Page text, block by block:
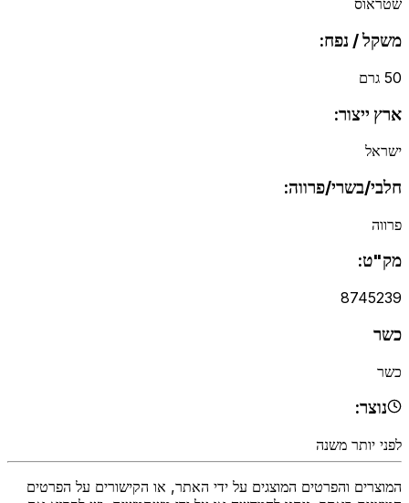
שטראוס
משקל / נפח:
50 גרם
ארץ ייצור:
ישראל
חלבי/בשרי/פרווה:
פרווה
מק"ט:
8745239
כשר
כשר
נוצר:
לפני יותר משנה
המוצרים והפרטים המוצגים על ידי האתר, או הקישורים על הפרטים